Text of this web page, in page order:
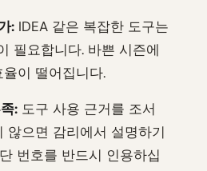
: IDEA 같은 복잡한 도구는
필요합니다. 바쁜 시즌에
이 떨어집니다.
: 도구 사용 근거를 조서
않으면 감리에서 설명하기
번호를 반드시 인용하십